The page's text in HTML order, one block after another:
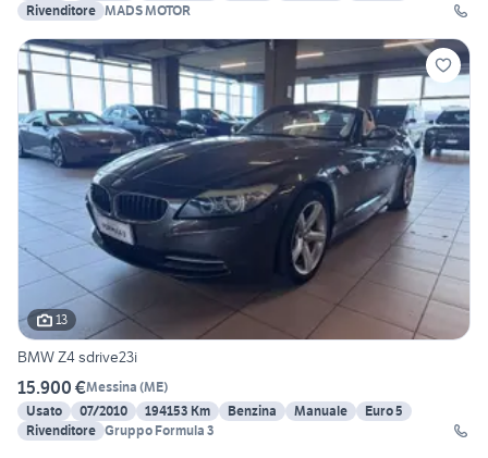
Rivenditore MADS MOTOR
13
BMW Z4 sdrive23i
15.900 €Messina (ME)
Usato
07/2010 194153 Km Benzina Manuale
Euro 5
Rivenditore Gruppo Formula 3